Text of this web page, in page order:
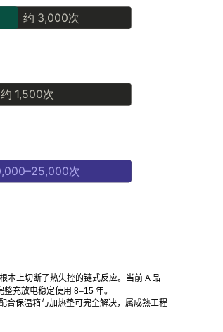
本上切断了热失控的链式反应。当前 A 品
充放电稳定使用 8–15 年。
合保温箱与加热垫可完全解决，属成熟工程